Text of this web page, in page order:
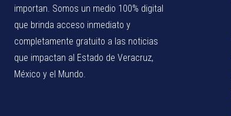
importan. Somos un medio 100% digital
que brinda acceso inmediato y
completamente gratuito a las noticias
que impactan al Estado de Veracruz,
México y el Mundo.